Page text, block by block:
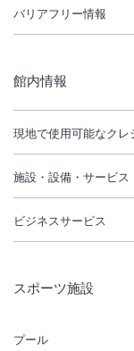
バリアフリー情報
館内情報
現地で使用可能なクレ
施設・設備・サービス
ビジネスサービス
スポーツ施設
プール